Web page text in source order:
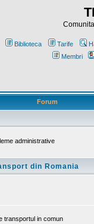
Biblioteca Tarife
Membri
Forum
administrative
din Romania
transportul in comun